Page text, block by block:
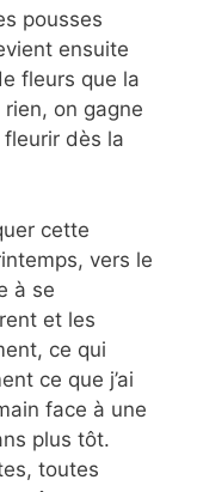
pousses
ensuite
fleurs que la
on gagne
dès la
cette
vers le
à se
et les
ce qui
ce que j’ai
face à une
plus tôt.
toutes